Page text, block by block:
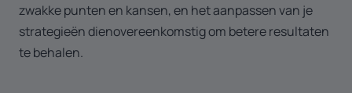
zwakke punten en kansen, en het aanpassen van je
strategieën dienovereenkomstig om betere resultaten
te behalen.